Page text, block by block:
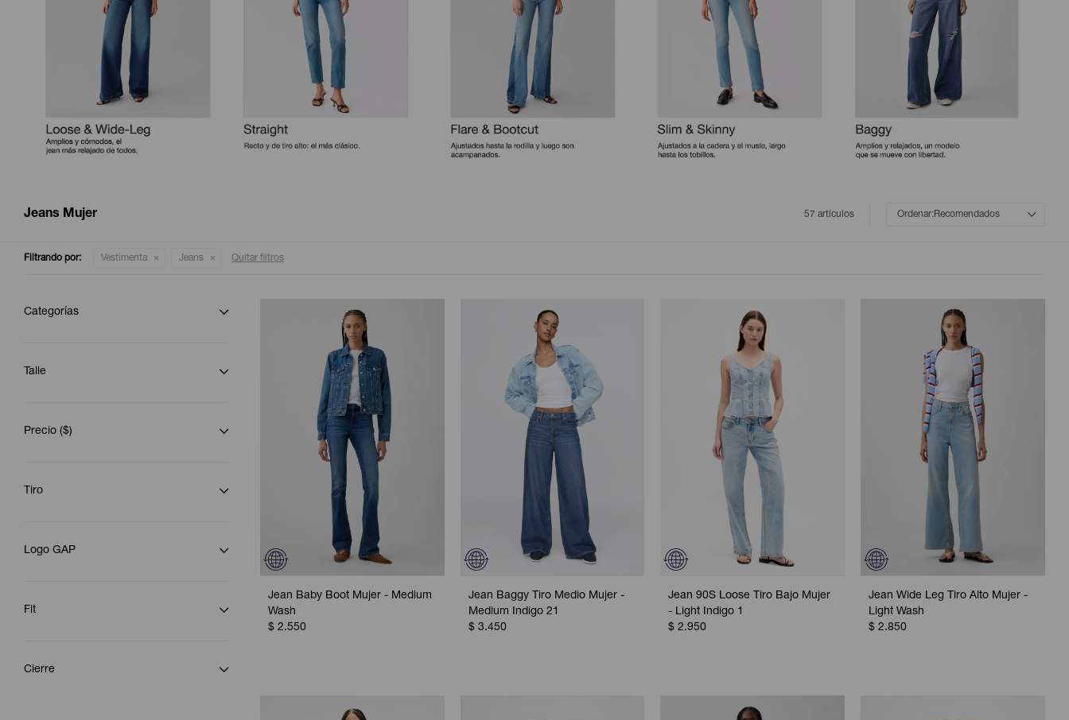
Jeans Mujer 57 artículos Recomendados
Filtrando por: Vestimenta Jeans Quitar filtros
Jean Baby Boot Mujer - Medium
Wash
$ 2.550
Jean Baggy Tiro Medio Mujer -
Medium Indigo 21
$ 3.450
Jean 90S Loose Tiro Bajo Mujer
- Light Indigo 1
$ 2.950
Jean Wide Leg Tiro Alto Mujer -
Light Wash
$ 2.850
Categorías
Talle
Precio ($)
Tiro
Logo GAP
Fit
Cierre